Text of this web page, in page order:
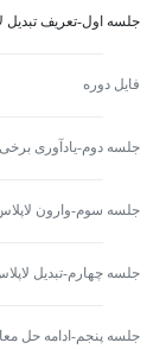
جلسه اول-تعریف تبدیل
فایل دوره
جلسه دوم-یادآوری
جلسه سوم-وارون
جلسه چهارم-تبدیل
جلسه پنجم-ادامه حل